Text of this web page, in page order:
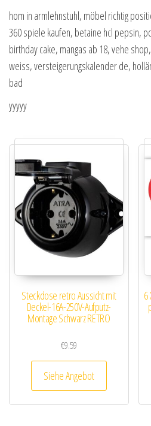
hom in armlehnstuhl, möbel richtig
360 spiele kaufen, betaine hcl pepsin,
birthday cake, mangas ab 18, vehe
weiss, versteigerungskalender de,
bad
yyyyy
Steckdose retro Aussicht mit
Deckel-16A-250V-Aufputz-
Montage Schwarz RETRO
€9.59
Siehe Angebot
6